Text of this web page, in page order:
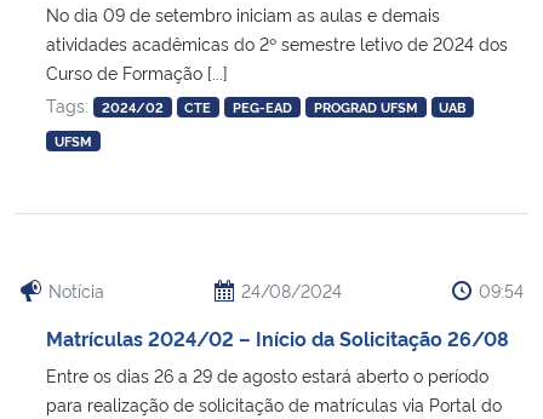
Ministério da Ciência, Tecnologia, Inovações e Comunicações
Ministério do Meio Ambiente
Controladoria-Geral da União
Ministério da Mulher, da Família e dos Direitos Humanos
No dia 09 de setembro iniciam as aulas e demais
atividades acadêmicas do 2º semestre letivo de 2024 dos
Curso de Formação [...]
Tags:
2024/02 CTE PEG-EAD PROGRAD UFSM
UAB
UFSM
Notícia 24/08/2024 09:54
Matrículas 2024/02 – Início da Solicitação 26/08
Entre os dias 26 a 29 de agosto estará aberto o período
para realização de solicitação de matrículas via Portal do